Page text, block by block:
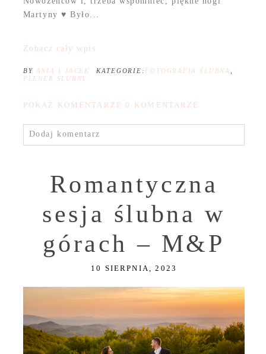
Martyny ♥ Było...
Zobacz cały wpis
BY ANIA I JACEK KATEGORIE: FOTOGRAFIA ŚLUBNA
PLENER ŚLUBNY
POKAŻ KOMENTARZE 0 KOMENTARZE
Dodaj komentarz
Romantyczna
sesja ślubna w
górach – M&P
10 SIERPNIA, 2023